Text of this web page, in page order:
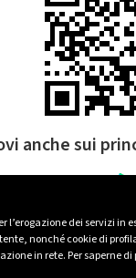
dei servizi in
nonché cookie di
in rete. Per saperne
anche sui